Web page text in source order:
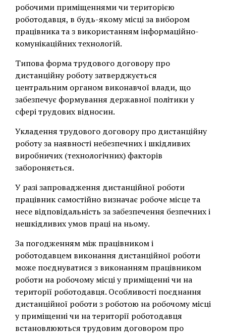
робочими приміщеннями чи територією
роботодавця, в будь-якому місці за вибором
працівника та з використанням інформаційно-
комунікаційних технологій.
Типова форма трудового договору про
дистанційну роботу затверджується
центральним органом виконавчої влади, що
забезпечує формування державної політики у
сфері трудових відносин.
Укладення трудового договору про дистанційну
роботу за наявності небезпечних і шкідливих
виробничих (технологічних) факторів
забороняється.
У разі запровадження дистанційної роботи
працівник самостійно визначає робоче місце та
несе відповідальність за забезпечення безпечних і
нешкідливих умов праці на ньому.
За погодженням між працівником і
роботодавцем виконання дистанційної роботи
може поєднуватися з виконанням працівником
роботи на робочому місці у приміщенні чи на
території роботодавця. Особливості поєднання
дистанційної роботи з роботою на робочому місці
у приміщенні чи на території роботодавця
встановлюються трудовим договором про